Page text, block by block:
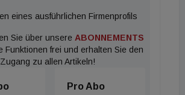
stehen wieder stärker im Fokus.
steilen Abwärtstrend legt
von Flächen aktuell
um knapp fünfzehn Prozent auf gut
eines ausführlichen Firmenprofils
Sie über unsere ABONNEMENTS
Funktionen frei und erhalten Sie den
zu allen Artikeln!
Pro Abo